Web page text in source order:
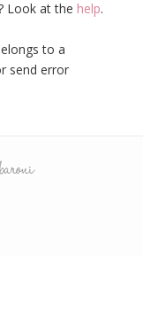
Look at the help.
to a
send error